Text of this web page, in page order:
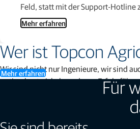
Feld, statt mit der Support-Hotline
Mehr erfahren
Wer ist Topcon
Wir sind nicht nur Ingenieure, wir sind
optimal entwickeln und zum Erfolg
Mehr erfahren
Für